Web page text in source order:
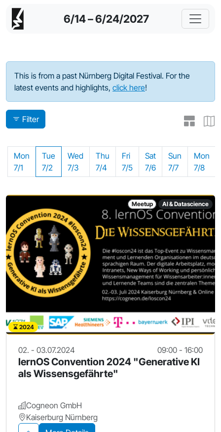
6/14 – 6/24/2027
Program - 2024
This is from a past Nürnberg Digital Festival. For the
latest events and highlights, click here!
Filter
Mon
7/1
Tue
7/2
Wed
7/3
Thu
7/4
Fri
7/5
Sat
7/6
Sun
7/7
Mon
7/8
Meetup AI & Datascience
2024
02. - 03.07.2024 09:00 - 16:00
lernOS Convention 2024 "Generative KI
als Wissensgefährte"
Cogneon GmbH
Kaiserburg Nürnberg